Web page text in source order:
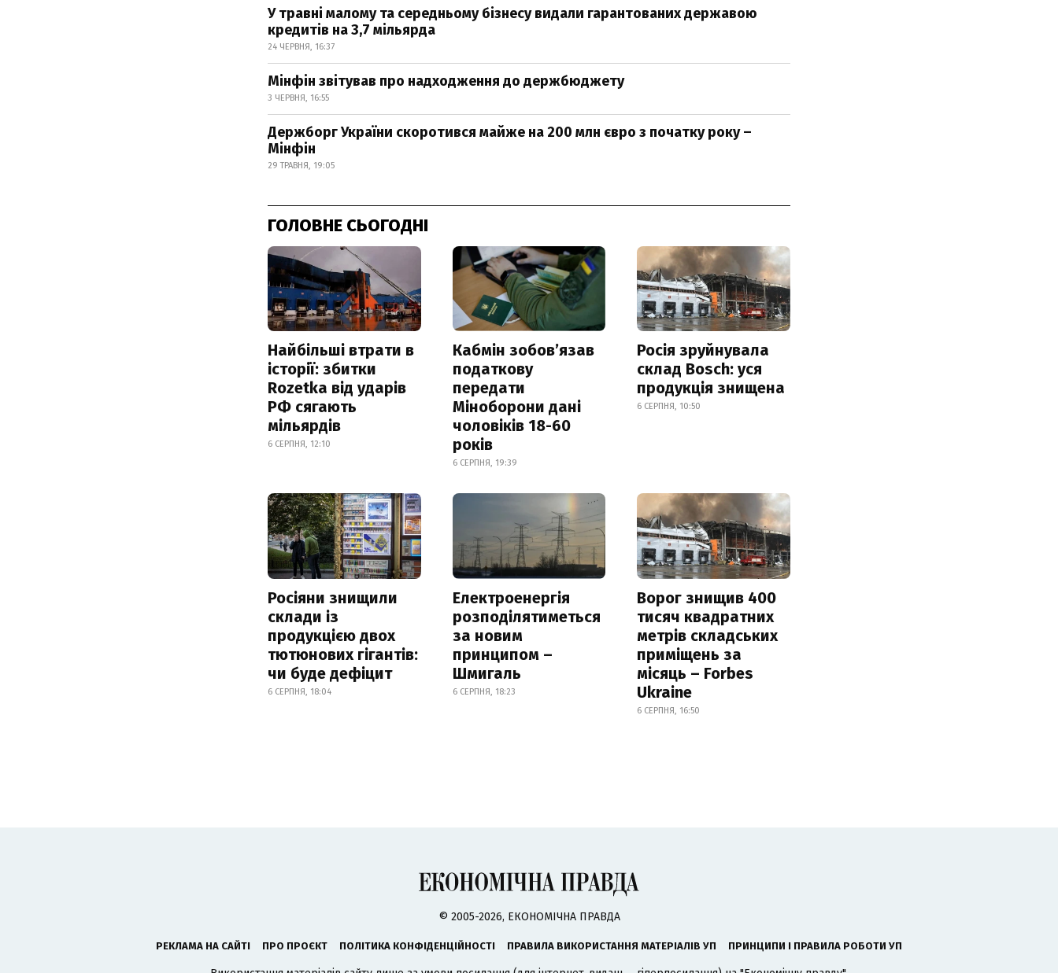
У травні малому та середньому бізнесу видали гарантованих державою
кредитів на 3,7 мільярда
24 ЧЕРВНЯ, 16:37
Мінфін звітував про надходження до держбюджету
3 ЧЕРВНЯ, 16:55
Держборг України скоротився майже на 200 млн євро з початку року –
Мінфін
29 ТРАВНЯ, 19:05
ГОЛОВНЕ СЬОГОДНІ
Найбільші втрати в
історії: збитки
Rozetka від ударів
РФ сягають
мільярдів
6 СЕРПНЯ, 12:10
Кабмін зобовʼязав
податкову
передати
Міноборони дані
чоловіків 18-60
років
6 СЕРПНЯ, 19:39
Росія зруйнувала
склад Bosch: уся
продукція знищена
6 СЕРПНЯ, 10:50
Росіяни знищили
склади із
продукцією двох
тютюнових гігантів:
чи буде дефіцит
6 СЕРПНЯ, 18:04
Електроенергія
розподілятиметься
за новим
принципом –
Шмигаль
6 СЕРПНЯ, 18:23
Ворог знищив 400
тисяч квадратних
метрів складських
приміщень за
місяць – Forbes
Ukraine
6 СЕРПНЯ, 16:50
© 2005-2026, ЕКОНОМІЧНА ПРАВДА
РЕКЛАМА НА САЙТІ ПРО ПРОЄКТ ПОЛІТИКА КОНФІДЕНЦІЙНОСТІ ПРАВИЛА ВИКОРИСТАННЯ МАТЕРІАЛІВ УП ПРИНЦИПИ І ПРАВИЛА РОБОТИ УП